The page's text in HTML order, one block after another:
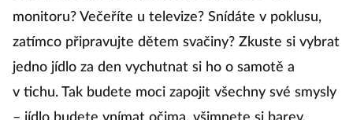
monitoru? Večeříte u televize? Snídáte v poklusu,
zatímco připravujte dětem svačiny? Zkuste si vybrat
jedno jídlo za den vychutnat si ho o samotě a
v tichu. Tak budete moci zapojit všechny své smysly